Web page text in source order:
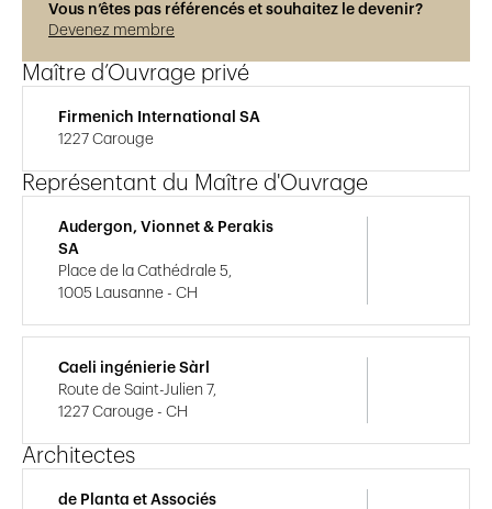
Vous n’êtes pas référencés et souhaitez le devenir?
Devenez membre
Maître d’Ouvrage privé
Firmenich International SA
1227 Carouge
Représentant du Maître d'Ouvrage
Audergon, Vionnet & Perakis
SA
Place de la Cathédrale 5,
1005 Lausanne - CH
Caeli ingénierie Sàrl
Route de Saint-Julien 7,
1227 Carouge - CH
Architectes
de Planta et Associés